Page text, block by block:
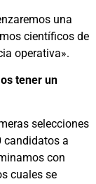
una
científicos de
operativa».
tener un
selecciones
candidatos a
con
cuales se